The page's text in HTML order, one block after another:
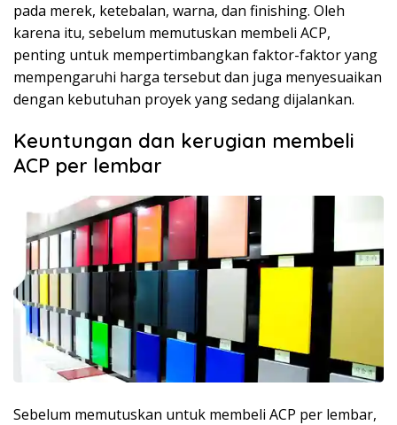
pada merek, ketebalan, warna, dan finishing. Oleh
karena itu, sebelum memutuskan membeli ACP,
penting untuk mempertimbangkan faktor-faktor yang
mempengaruhi harga tersebut dan juga menyesuaikan
dengan kebutuhan proyek yang sedang dijalankan.
Keuntungan dan kerugian membeli
ACP per lembar
Sebelum memutuskan untuk membeli ACP per lembar,